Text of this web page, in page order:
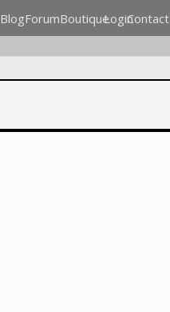
BlogForumBoutiqueLoginContact